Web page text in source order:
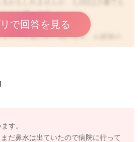
かもしれませんが、1,2回は少量でも
たかと思います。
ーでも良いかと思います。お部屋の
といいと思いますよ。
温を見て取り替えるか、一旦終わり
らと思います。
で回答を見る
す。
だ鼻水は出ていたので病院に行って